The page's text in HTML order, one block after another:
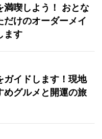
満喫しよう！ おとな
だけのオーダーメイ
ます
ガイドします！現地
めグルメと開運の旅